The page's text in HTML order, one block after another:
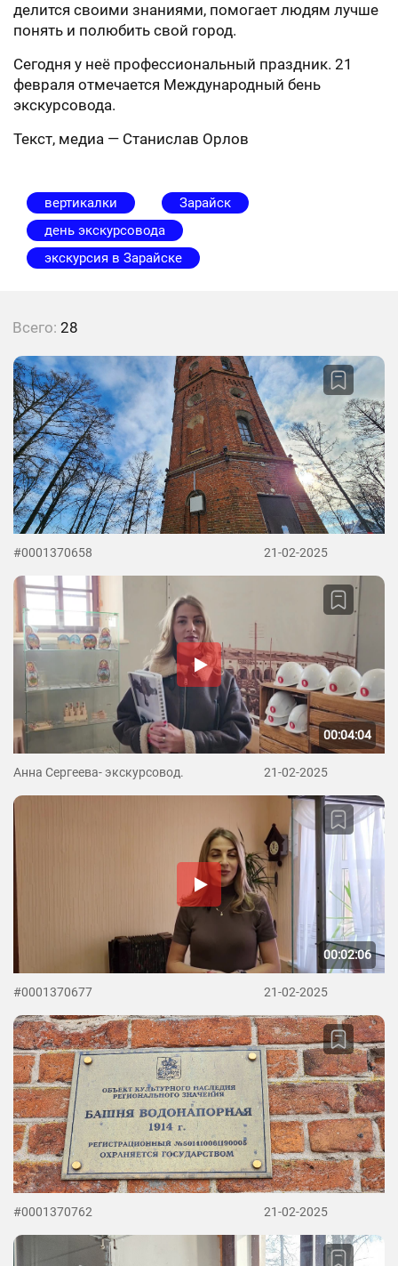
делится своими знаниями, помогает людям лучше
понять и полюбить свой город.
Сегодня у неё профессиональный праздник. 21
февраля отмечается Международный бень
экскурсовода.
Текст, медиа — Станислав Орлов
вертикалки
Зарайск
день экскурсовода
экскурсия в Зарайске
Всего: 28
#0001370658 21-02-2025
00:04:04
Анна Сергеева- экскурсовод. 21-02-2025
00:02:06
#0001370677 21-02-2025
#0001370762 21-02-2025